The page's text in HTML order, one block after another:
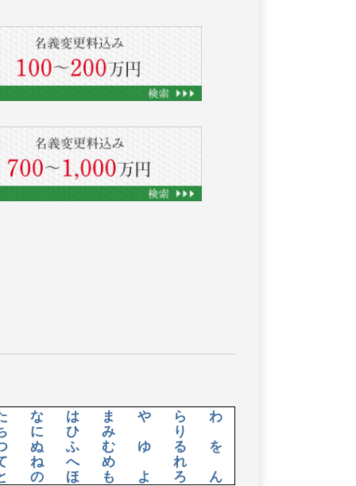
な は ま や ら
わ
に ひ み
り
ぬ ふ む ゆ る
を
ね へ め
れ
の ほ も よ ろ ん